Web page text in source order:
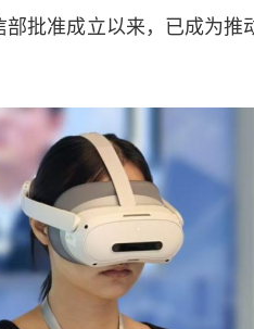
批准成立以来，已成为